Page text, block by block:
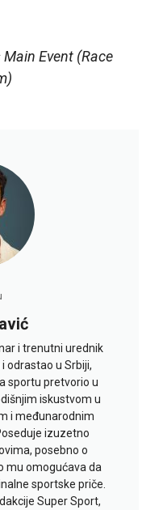
Event (Race
i trenutni urednik
odrastao u Srbiji,
sportu pretvorio u
iskustvom u
i međunarodnim
izuzetno
posebno o
mu omogućava da
sportske priče.
Super Sport,